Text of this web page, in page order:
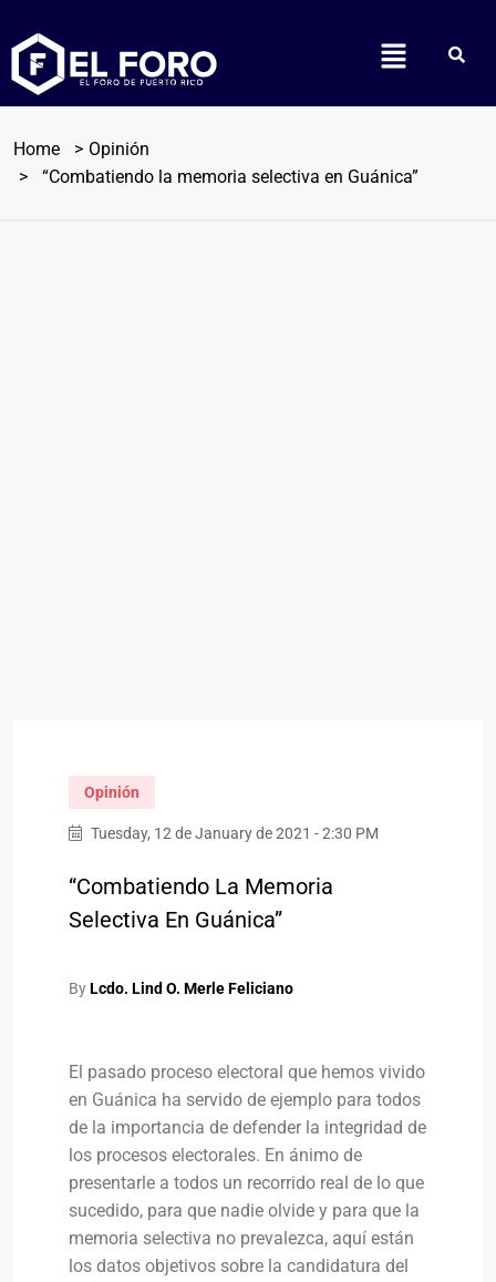
Home
Opinión
“Combatiendo la memoria selectiva en Guánica”
Opinión
Tuesday, 12 de January de 2021 - 2:30 PM
“Combatiendo La Memoria
Selectiva En Guánica”
ByLcdo. Lind O. Merle Feliciano
El pasado proceso electoral que hemos vivido
en Guánica ha servido de ejemplo para todos
de la importancia de defender la integridad de
los procesos electorales. En ánimo de
presentarle a todos un recorrido real de lo que
sucedido, para que nadie olvide y para que la
memoria selectiva no prevalezca, aquí están
los datos objetivos sobre la candidatura del